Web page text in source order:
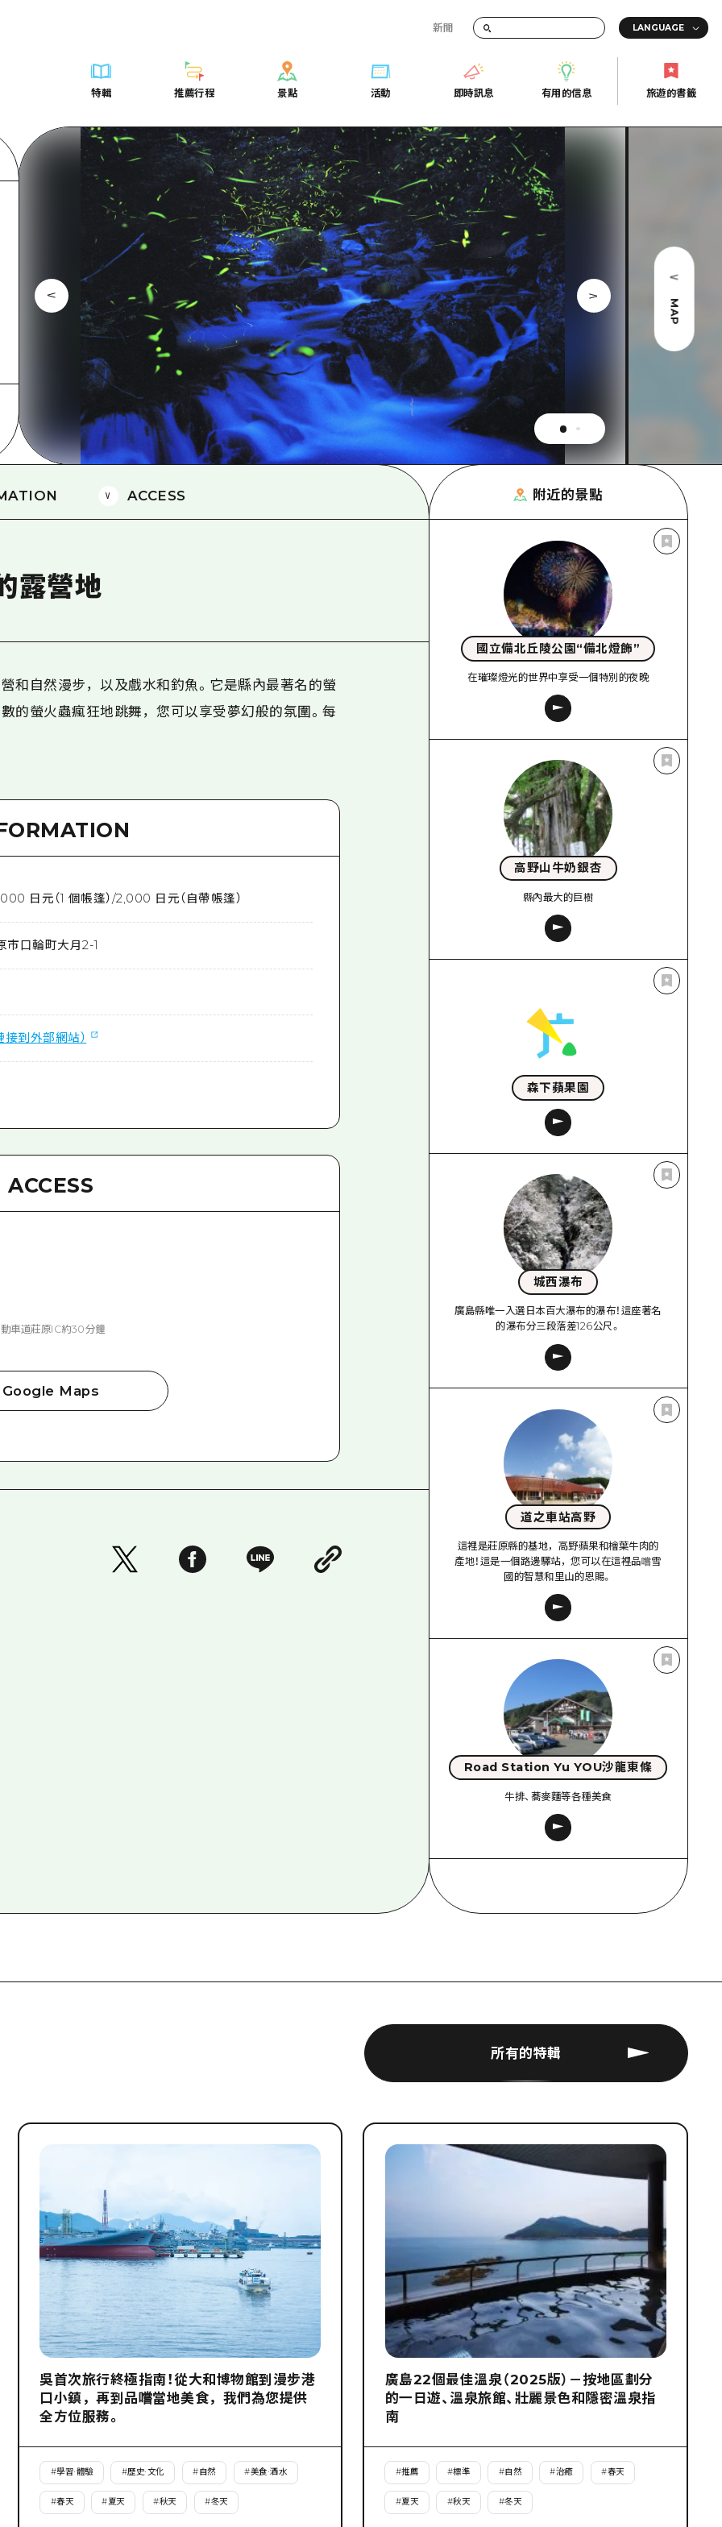
新聞
特輯
騎自行車
夜晚生活
世界遺產
學習·體驗
標準
歷史·文化
治癒
自然
推薦行程
Dive! Hiroshima 官方向導
廣島市內
安芸
答對了
美北
藝北
宮島周邊
東山口
短途旅行
半天
一日遊
1晚2天
2晚3天
景點
列表
廣島市內
安芸
答對了
美北
藝北
宮島周邊
東山口
愛媛
島根
活動
即時訊息
有用的信息
存取
輔助流量摘要
設施擁堵
超值遊覽門票
行李寄存及運送服務
廣島好客通行證
廣島免費 Wi-Fi
面向外國遊客的街角旅遊信息中心
志願者指南
廣島視頻
常見問題
照片下載
災難發生期間的交通資訊
廣島縣觀光宣傳冊
旅遊的書籤
美食·酒水 世界遺產
歷史·文化
自然
Dive! Hiroshima 官方向導
藝北
宮島周邊
東山口
2晚3天
美北
藝北
宮島周邊
東山口
愛媛
島根
送服務
廣島免費 Wi-Fi
面向外國遊客的街角旅遊信息中心
廣島視頻
災難發生期間的交通資訊
MAP
ACCESS
露營地
和自然漫步，以及戲水和釣魚。它是縣內最著名的螢
的螢火蟲瘋狂地跳舞，您可以享受夢幻般的氛圍。每
日元（1 個帳篷）/2,000 日元（自帶帳篷）
市口輪町大月2-1
到外部網站）
ACCESS
動車道莊原IC約30分鐘
Google Maps
附近的景點
國立備北丘陵公園“備北燈飾”
在璀璨燈光的世界中享受一個特別的夜晚
高野山牛奶銀杏
縣內最大的巨樹
森下蘋果園
城西瀑布
廣島縣唯一入選日本百大瀑布的瀑布！這座著名
的瀑布分三段落差126公尺。
道之車站高野
這裡是莊原縣的基地，高野蘋果和檜葉牛肉的
產地！這是一個路邊驛站，您可以在這裡品嚐雪
國的智慧和里山的恩賜。
Road Station Yu YOU沙龍東條
牛排、蕎麥麵等各種美食
所有的特輯
吳首次旅行終極指南！從大和博物館到漫步港
口小鎮，再到品嚐當地美食，我們為您提供
全方位服務。
#學習·體驗 #歷史·文化 #自然 #美食·酒水
#春天 #夏天 #秋天 #冬天
廣島22個最佳溫泉（2025版）－按地區劃分
的一日遊、溫泉旅館、壯麗景色和隱密溫泉指
南
#推薦 #標準 #自然 #治癒 #春天
#夏天 #秋天 #冬天